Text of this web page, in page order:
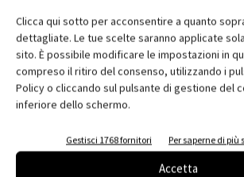
Clicca qui sotto per acconsentire a quanto
dettagliate. Le tue scelte saranno applicate
sito. È possibile modificare le impostazioni in
compreso il ritiro del consenso, utilizzando i
Policy o cliccando sul pulsante di gestione del
inferiore dello schermo.
Gestisci 1768 fornitori Per saperne di più
Accetta
Abbonati e regala
Iscriviti alla newsletter